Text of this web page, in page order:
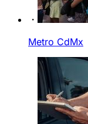
Metro CdMx